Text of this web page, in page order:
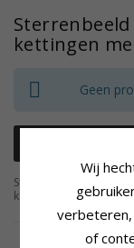
kettingen
Geen
Sterrenbeeld kettingen
kettingen met
en charme aan
bent. Al onze
verkrijgbaar,
Wij
of